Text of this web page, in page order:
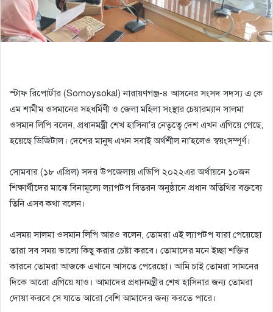
স্টাফ রিপোর্টার (Somoysokal) নারায়ণগঞ্জ-৪ আসনের সংসদ সদস্য এ কে
এম শামীম ওসমানের সহধর্মিণী ও জেলা মহিলা সংস্থার চেয়ারম্যান সালমা
ওসমান লিপি বলেন, প্রধানমন্ত্রী শেখ হাসিনা’র নেতৃত্বে দেশ এখন এগিয়ে গেছে,
হয়েছে ডিজিটাল। দেশের মানুষ এখন সবাই অর্থশীল না’হলেও স্বয়ংসম্পূর্ণ।
সোমবার (১৮ এপ্রিল) সদর উপজেলায় এডিপি ২০২২এর অর্থায়নে ১০জন
শিক্ষার্থীদের মাঝে বিনামূল্যে ল্যাপটপ বিতরন অনুষ্ঠানে প্রধান অতিথির বক্তব্যে
তিনি এসব কথা বলেন।
এসময় সালমা ওসমান লিপি আরও বলেন, তোমরা এই ল্যাপটপ যারা পেয়েছো
তারা সব সময় ভালো কিছু করার চেষ্টা করবে। তোমাদের মনে ইচ্ছা শক্তির
কারনে তোমরা আজকে এখানে আসতে পেরেছো। আমি চাই তোমরা সামনের
দিকে আরো এগিয়ে যাও। আমাদের প্রধানমন্ত্রীর শেখ হাসিনার জন্য তোমরা
দোয়া করবে সে যাতে আরো বেশি আমাদের জন্য করতে পারে।